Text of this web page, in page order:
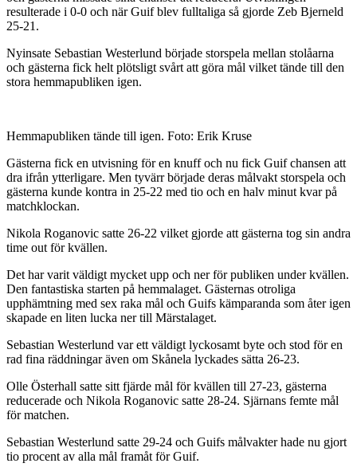
resulterade i 0-0 och när Guif blev fulltaliga så gjorde Zeb Bjerneld
25-21.
Nyinsate Sebastian Westerlund började storspela mellan stolåarna
och gästerna fick helt plötsligt svårt att göra mål vilket tände till den
stora hemmapubliken igen.
Hemmapubliken tände till igen. Foto: Erik Kruse
Gästerna fick en utvisning för en knuff och nu fick Guif chansen att
dra ifrån ytterligare. Men tyvärr började deras målvakt storspela och
gästerna kunde kontra in 25-22 med tio och en halv minut kvar på
matchklockan.
Nikola Roganovic satte 26-22 vilket gjorde att gästerna tog sin andra
time out för kvällen.
Det har varit väldigt mycket upp och ner för publiken under kvällen.
Den fantastiska starten på hemmalaget. Gästernas otroliga
upphämtning med sex raka mål och Guifs kämparanda som åter igen
skapade en liten lucka ner till Märstalaget.
Sebastian Westerlund var ett väldigt lyckosamt byte och stod för en
rad fina räddningar även om Skånela lyckades sätta 26-23.
Olle Österhall satte sitt fjärde mål för kvällen till 27-23, gästerna
reducerade och Nikola Roganovic satte 28-24. Sjärnans femte mål
för matchen.
Sebastian Westerlund satte 29-24 och Guifs målvakter hade nu gjort
tio procent av alla mål framåt för Guif.